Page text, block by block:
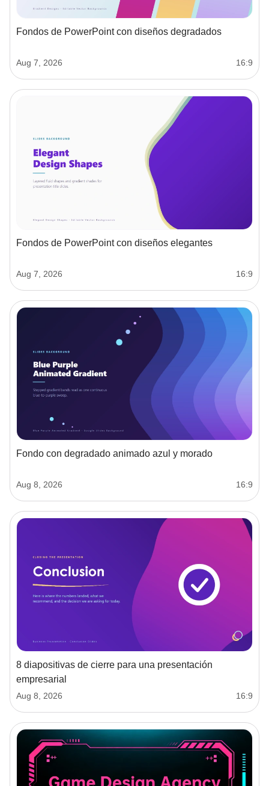
Fondos de PowerPoint con diseños degradados
Aug 7, 2026 16:9
Fondos de PowerPoint con diseños elegantes
Aug 7, 2026 16:9
Fondo con degradado animado azul y morado
Aug 8, 2026 16:9
8 diapositivas de cierre para una presentación
empresarial
Aug 8, 2026 16:9